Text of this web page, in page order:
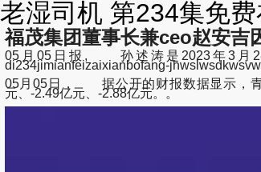
老湿司机 第234集免
福茂集团董事长兼ceo赵安吉
05月05日报, 孙述涛是2023年3月28
di234jimianfeizaixianbofang-
05月05日， 据公开的财报数据显示，青
元、-2.49亿元、-2.88亿元。。